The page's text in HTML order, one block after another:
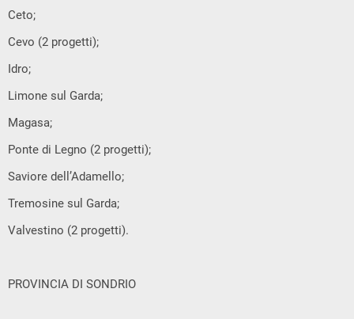
Ceto;
Cevo (2 progetti);
Idro;
Limone sul Garda;
Magasa;
Ponte di Legno (2 progetti);
Saviore dell’Adamello;
Tremosine sul Garda;
Valvestino (2 progetti).
PROVINCIA DI SONDRIO